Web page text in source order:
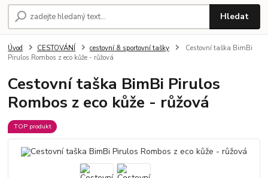
Hledat
Úvod CESTOVÁNÍ cestovní & sportovní tašky
Cestovní taška BimBi
Pirulos Rombos z eco kůže - růžová
Cestovní taška BimBi Pirulos
Rombos z eco kůže - růžová
TOP produkt